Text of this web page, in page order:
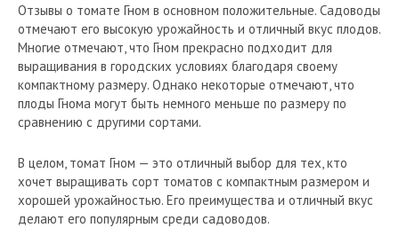
Отзывы о томате Гном в основном положительные. Садоводы
отмечают его высокую урожайность и отличный вкус плодов.
Многие отмечают, что Гном прекрасно подходит для
выращивания в городских условиях благодаря своему
компактному размеру. Однако некоторые отмечают, что
плоды Гнома могут быть немного меньше по размеру по
сравнению с другими сортами.
В целом, томат Гном — это отличный выбор для тех, кто
хочет выращивать сорт томатов с компактным размером и
хорошей урожайностью. Его преимущества и отличный вкус
делают его популярным среди садоводов.